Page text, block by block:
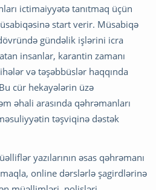
ictimaiyyətə tanıtmaq üçün
start verir. Müsabiqə
gündəlik işlərini icra
insanlar, karantin zamanı
və təşəbbüslər haqqında
cür hekayələrin üzə
əhali arasında qəhrəmanları
təşviqinə dəstək
yazılarının əsas qəhrəmanı
online dərslərlə şagirdlərinə